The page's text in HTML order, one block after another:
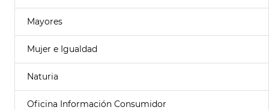
Mayores
Mujer e Igualdad
Naturia
Oficina Información Consumidor